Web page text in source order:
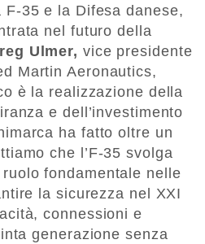
35 e la Difesa danese,
nel futuro della
Ulmer, vice presidente
Martin Aeronautics,
è la realizzazione della
e dell’investimento
ha fatto oltre un
che l’F-35 svolga
fondamentale nelle
la sicurezza nel XXI
connessioni e
generazione senza